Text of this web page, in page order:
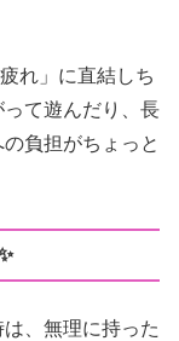
れ」に直結しち
て遊んだり、長
負担がちょっと
、無理に持った